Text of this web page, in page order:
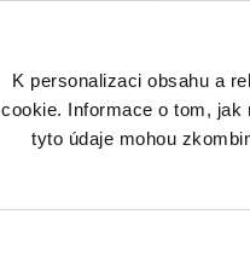
K personalizaci obsahu a
cookie. Informace o tom,
tyto údaje mohou
a zpětná
partnery,
chtěli
velmi